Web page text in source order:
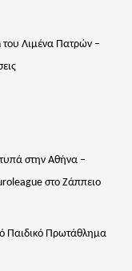
του Λιμένα Πατρών –
στην Αθήνα –
στο Ζάππειο
Παιδικό Πρωτάθλημα